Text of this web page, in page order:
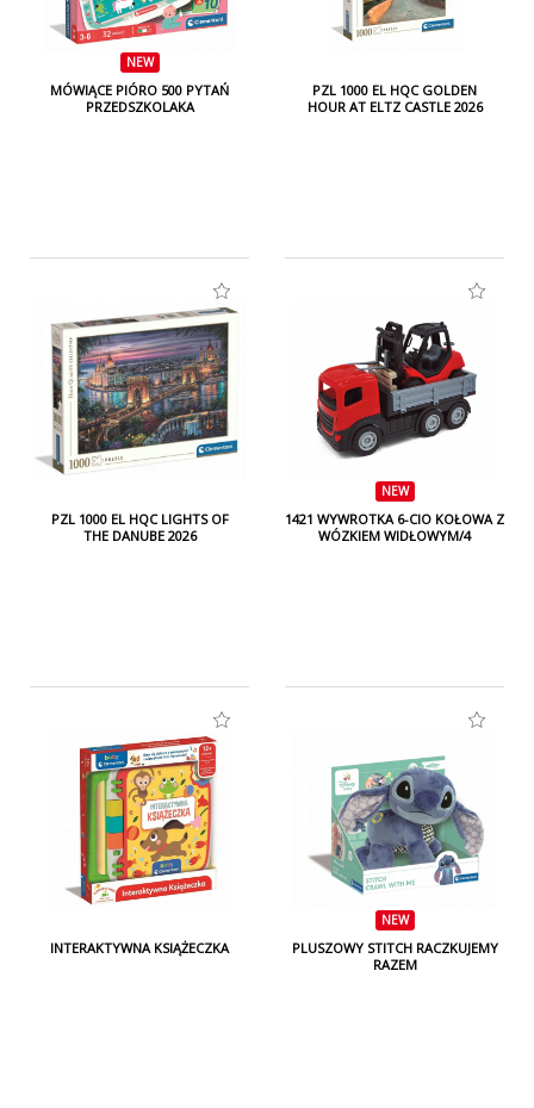
Produkt świetnie sprawdzi się w sprzedaży w
sklepach z zabawkami edukacyjnymi, księgarniach,
sklepach szkolnych oraz w ofercie prezentowej dla
NEW
MÓWIĄCE PIÓRO 500 PYTAŃ
PRZEDSZKOLAKA
PZL 1000 EL HQC GOLDEN
HOUR AT ELTZ CASTLE 2026
PZL 1000 EL HQC LIGHTS OF
THE DANUBE 2026
NEW
1421 WYWROTKA 6-CIO KOŁOWA Z
WÓZKIEM WIDŁOWYM/4
INTERAKTYWNA KSIĄŻECZKA
NEW
PLUSZOWY STITCH RACZKUJEMY
RAZEM